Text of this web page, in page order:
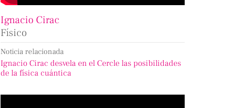
Ignacio Cirac
Físico
Noticia relacionada
Ignacio Cirac desvela en el Cercle las posibilidades
de la física cuántica